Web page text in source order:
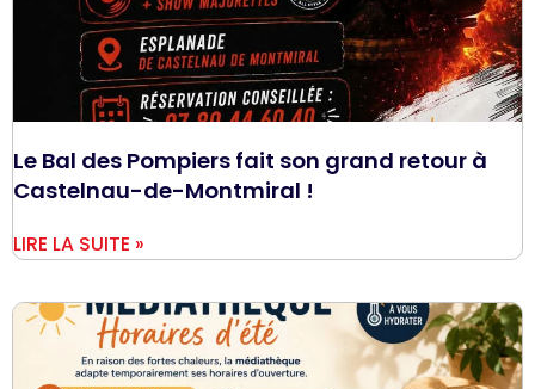
Le Bal des Pompiers fait son grand retour à
Castelnau-de-Montmiral !
LIRE LA SUITE »